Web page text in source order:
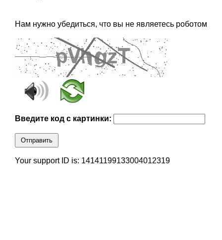
Нам нужно убедиться, что вы не являетесь роботом
Введите код с картинки:
Отправить
Your support ID is: 14141199133004012319